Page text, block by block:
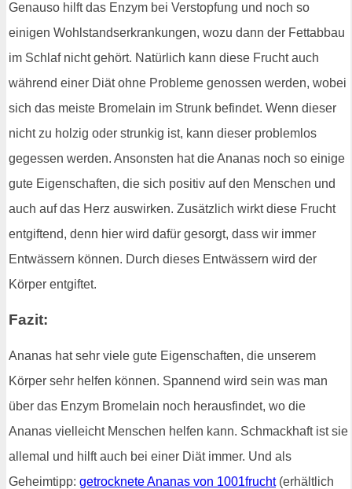
Genauso hilft das Enzym bei Verstopfung und noch so
einigen Wohlstandserkrankungen, wozu dann der Fettabbau
im Schlaf nicht gehört. Natürlich kann diese Frucht auch
während einer Diät ohne Probleme genossen werden, wobei
sich das meiste Bromelain im Strunk befindet. Wenn dieser
nicht zu holzig oder strunkig ist, kann dieser problemlos
gegessen werden. Ansonsten hat die Ananas noch so einige
gute Eigenschaften, die sich positiv auf den Menschen und
auch auf das Herz auswirken. Zusätzlich wirkt diese Frucht
entgiftend, denn hier wird dafür gesorgt, dass wir immer
Entwässern können. Durch dieses Entwässern wird der
Körper entgiftet.
Fazit:
Ananas hat sehr viele gute Eigenschaften, die unserem
Körper sehr helfen können. Spannend wird sein was man
über das Enzym Bromelain noch herausfindet, wo die
Ananas vielleicht Menschen helfen kann. Schmackhaft ist sie
allemal und hilft auch bei einer Diät immer. Und als
Geheimtipp: getrocknete Ananas von 1001frucht(erhältlich